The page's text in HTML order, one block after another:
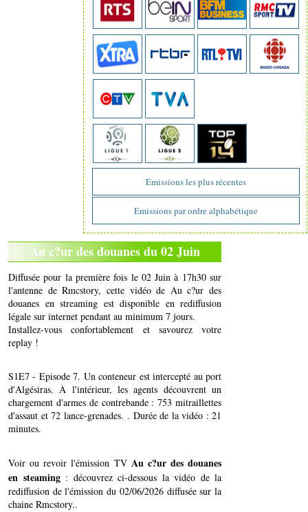
Emissions les plus récentes
Emissions par ordre alphabétique
Au c?ur des douanes du 02 Juin
Diffusée pour la première fois le 02 Juin à 17h30 sur
l'antenne de Rmcstory, cette vidéo de Au c?ur des
douanes en streaming est disponible en rediffusion
légale sur internet pendant au minimum 7 jours.
Installez-vous confortablement et savourez votre
replay !
S1E7 - Episode 7. Un conteneur est intercepté au port
d'Algésiras. À l'intérieur, les agents découvrent un
chargement d'armes de contrebande : 753 mitraillettes
d'assaut et 72 lance-grenades. . Durée de la vidéo : 21
minutes.
Voir ou revoir l'émission TV Au c?ur des douanes
en steaming: découvrez ci-dessous la vidéo de la
rediffusion de l'émission du 02/06/2026 diffusée sur la
chaine Rmcstory..